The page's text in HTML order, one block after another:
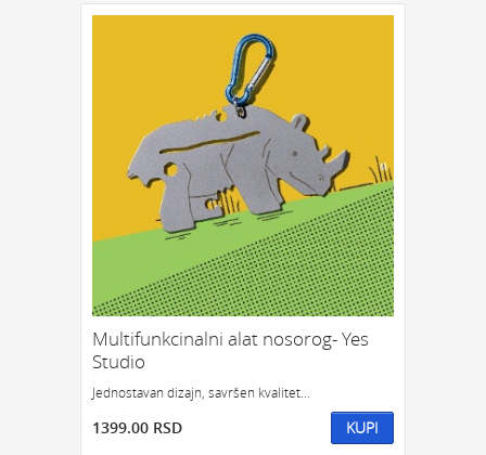
Multifunkcinalni alat nosorog- Yes
Studio
Jednostavan dizajn, savršen kvalitet...
1399.00 RSD KUPI